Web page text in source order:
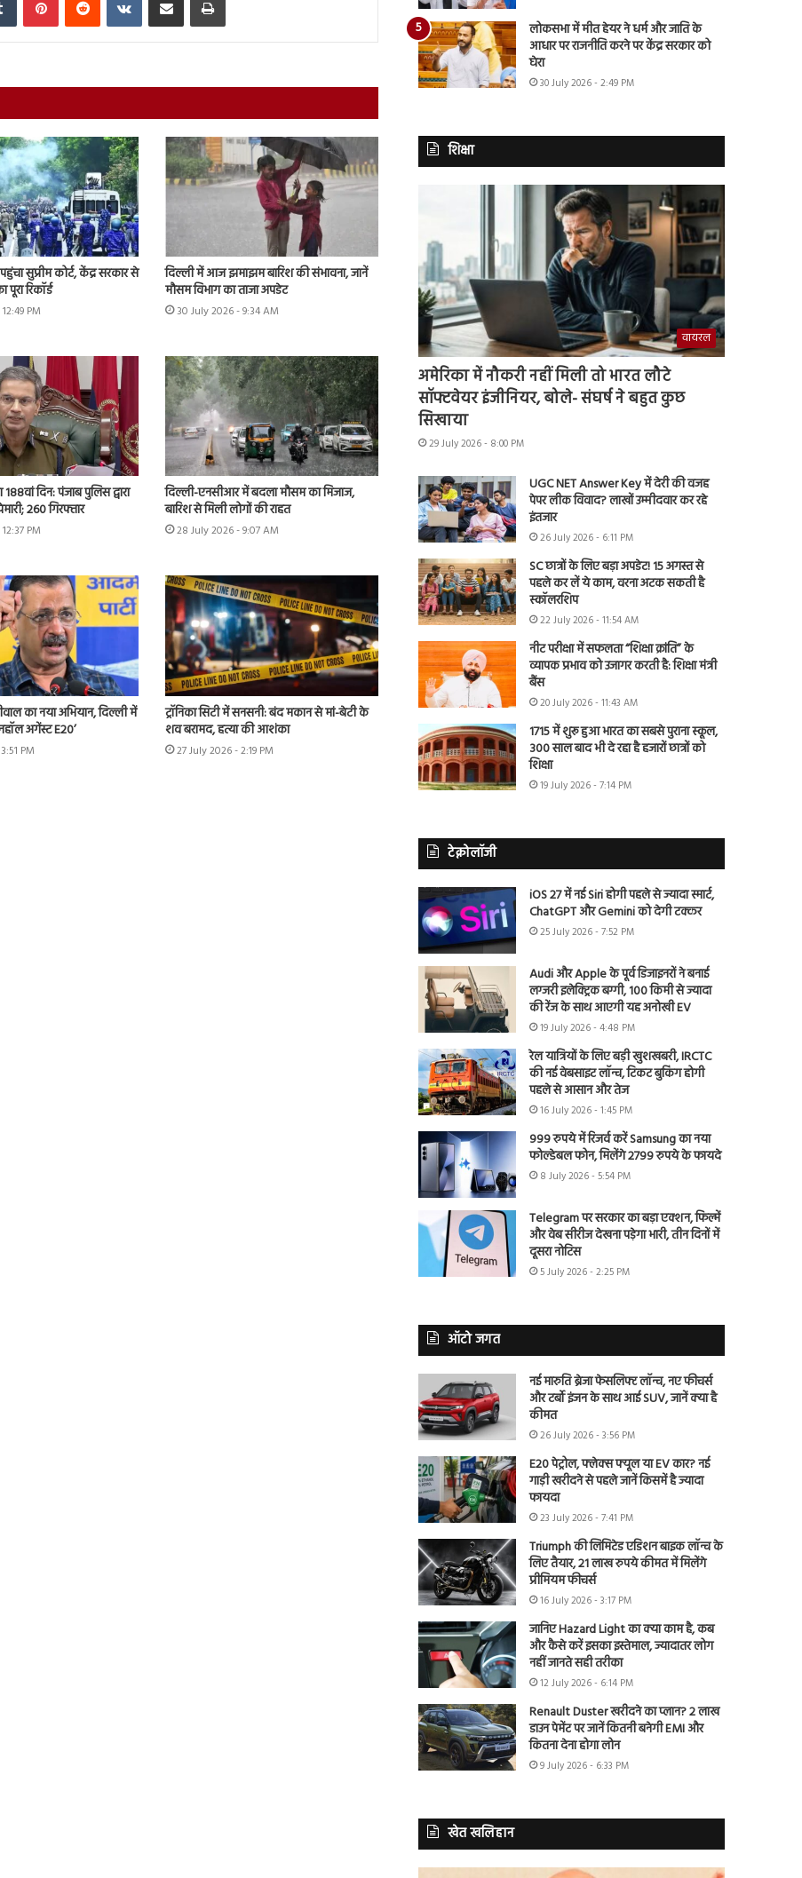
सुप्रीम कोर्ट, केंद्र सरकार से
रिकॉर्ड
PM
दिल्ली में आज झमाझम बारिश की संभावना, जानें
मौसम विभाग का ताजा अपडेट
30 July 2026 - 9:34 AM
दिन: पंजाब पुलिस द्वारा
260 गिरफ्तार
PM
दिल्ली-एनसीआर में बदला मौसम का मिजाज,
बारिश से मिली लोगों की राहत
28 July 2026 - 9:07 AM
का नया अभियान, दिल्ली में
अगेंस्ट E20’
PM
ट्रॉनिका सिटी में सनसनी: बंद मकान से मां-बेटी के
शव बरामद, हत्या की आशंका
27 July 2026 - 2:19 PM
लोकसभा में मीत हेयर ने धर्म और जाति के
आधार पर राजनीति करने पर केंद्र सरकार को
घेरा
30 July 2026 - 2:49 PM
शिक्षा
वायरल
अमेरिका में नौकरी नहीं मिली तो भारत लौटे
सॉफ्टवेयर इंजीनियर, बोले- संघर्ष ने बहुत कुछ
सिखाया
29 July 2026 - 8:00 PM
UGC NET Answer Key में देरी की वजह
पेपर लीक विवाद? लाखों उम्मीदवार कर रहे
इंतजार
26 July 2026 - 6:11 PM
SC छात्रों के लिए बड़ा अपडेट! 15 अगस्त से
पहले कर लें ये काम, वरना अटक सकती है
स्कॉलरशिप
22 July 2026 - 11:54 AM
नीट परीक्षा में सफलता “शिक्षा क्रांति” के
व्यापक प्रभाव को उजागर करती है: शिक्षा मंत्री
बैंस
20 July 2026 - 11:43 AM
1715 में शुरू हुआ भारत का सबसे पुराना स्कूल,
300 साल बाद भी दे रहा है हजारों छात्रों को
शिक्षा
19 July 2026 - 7:14 PM
टेक्नोलॉजी
iOS 27 में नई Siri होगी पहले से ज्यादा स्मार्ट,
ChatGPT और Gemini को देगी टक्कर
25 July 2026 - 7:52 PM
Audi और Apple के पूर्व डिजाइनरों ने बनाई
लग्जरी इलेक्ट्रिक बग्गी, 100 किमी से ज्यादा
की रेंज के साथ आएगी यह अनोखी EV
19 July 2026 - 4:48 PM
रेल यात्रियों के लिए बड़ी खुशखबरी, IRCTC
की नई वेबसाइट लॉन्च, टिकट बुकिंग होगी
पहले से आसान और तेज
16 July 2026 - 1:45 PM
999 रुपये में रिजर्व करें Samsung का नया
फोल्डेबल फोन, मिलेंगे 2799 रुपये के फायदे
8 July 2026 - 5:54 PM
Telegram पर सरकार का बड़ा एक्शन, फिल्में
और वेब सीरीज देखना पड़ेगा भारी, तीन दिनों में
दूसरा नोटिस
5 July 2026 - 2:25 PM
ऑटो जगत
नई मारुति ब्रेजा फेसलिफ्ट लॉन्च, नए फीचर्स
और टर्बो इंजन के साथ आई SUV, जानें क्या है
कीमत
26 July 2026 - 3:56 PM
E20 पेट्रोल, फ्लेक्स फ्यूल या EV कार? नई
गाड़ी खरीदने से पहले जानें किसमें है ज्यादा
फायदा
23 July 2026 - 7:41 PM
Triumph की लिमिटेड एडिशन बाइक लॉन्च के
लिए तैयार, 21 लाख रुपये कीमत में मिलेंगे
प्रीमियम फीचर्स
16 July 2026 - 3:17 PM
जानिए Hazard Light का क्या काम है, कब
और कैसे करें इसका इस्तेमाल, ज्यादातर लोग
नहीं जानते सही तरीका
12 July 2026 - 6:14 PM
Renault Duster खरीदने का प्लान? 2 लाख
डाउन पेमेंट पर जानें कितनी बनेगी EMI और
कितना देना होगा लोन
9 July 2026 - 6:33 PM
खेत खलिहान